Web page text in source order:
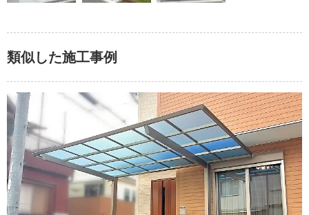
類似した施工事例